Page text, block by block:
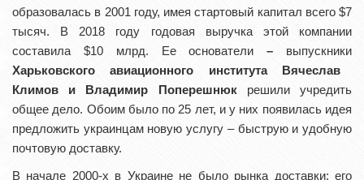
образовалась в 2001 году, имея стартовый капитал всего $7
тысяч. В 2018 году годовая выручка этой компании
составила $10 млрд. Ее основатели– выпускники
Харьковского авиационного института Вячеслав
Климов и Владимир Поперешнюк решили учредить
общее дело. Обоим было по 25 лет, и у них появилась идея
предложить украинцам новую услугу – быструю и удобную
почтовую доставку.
В начале 2000-х в Украине не было рынка доставки: его